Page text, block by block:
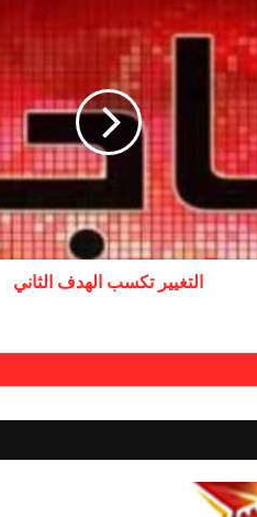
التغيير تكسب الهدف الثاني